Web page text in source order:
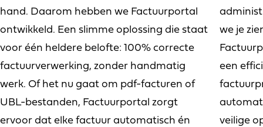
hand. Daarom hebben we Factuurportal
ontwikkeld. Een slimme oplossing die staat
voor één heldere belofte: 100% correcte
factuurverwerking, zonder handmatig
werk. Of het nu gaat om pdf-facturen of
UBL-bestanden, Factuurportal zorgt
ervoor dat elke factuur automatisch én
we je
een
veilige